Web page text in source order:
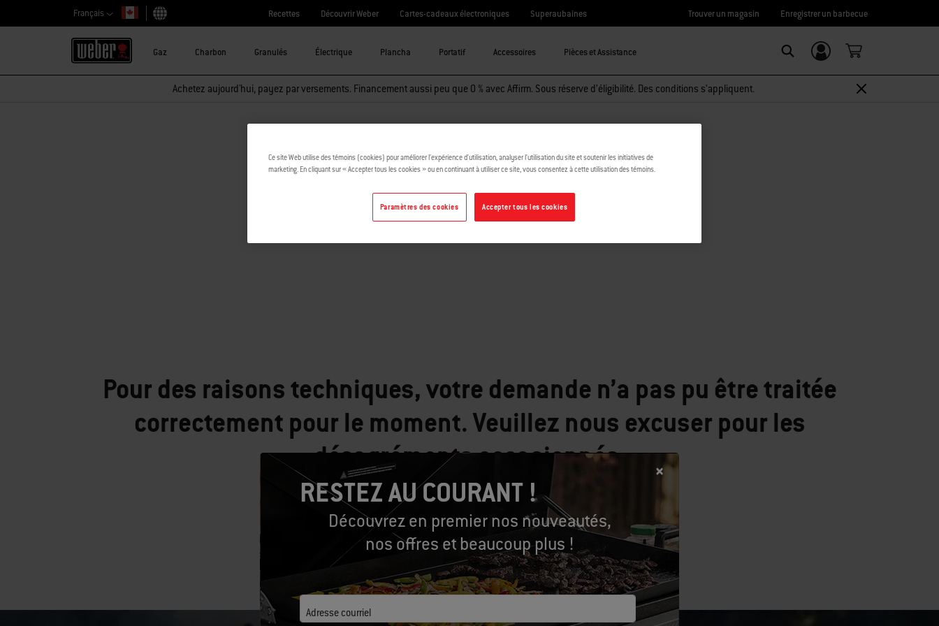
Français
Choisir un pays
Recettes Découvrir Weber Cartes-cadeaux électroniques Superaubaines Trouver un magasin Enregistrer un barbecue
Gaz Charbon Granulés Électrique Plancha Portatif Accessoires Pièces et Assistance
Connexion/
Inscription
Achetez aujourd'hui, payez par versements. Financement aussi peu que 0 % avec Affirm. Sous réserve d’éligibilité. Des conditions s’appliquent.
Pour des raisons techniques, votre demande n’a pas pu être traitée
correctement pour le moment. Veuillez nous excuser pour les
désagréments occasionnés.
Continuer les achats
RESTEZ AU COURANT !
Découvrez en premier nos nouveautés,
nos offres et beaucoup plus !
Adresse courriel
Ce site Web utilise des témoins (cookies) pour améliorer l’expérience d’utilisation, analyser l’utilisation du site et soutenir les initiatives de
marketing. En cliquant sur « Accepter tous les cookies » ou en continuant à utiliser ce site, vous consentez à cette utilisation des témoins.
Accepter tous les cookies
Paramètres des cookies